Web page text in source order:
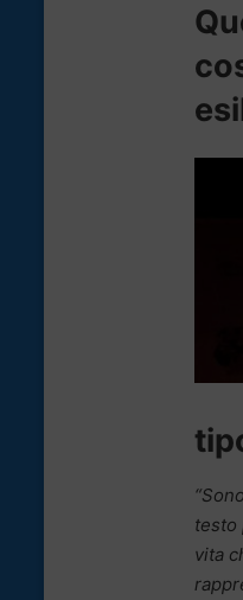
testo
vita